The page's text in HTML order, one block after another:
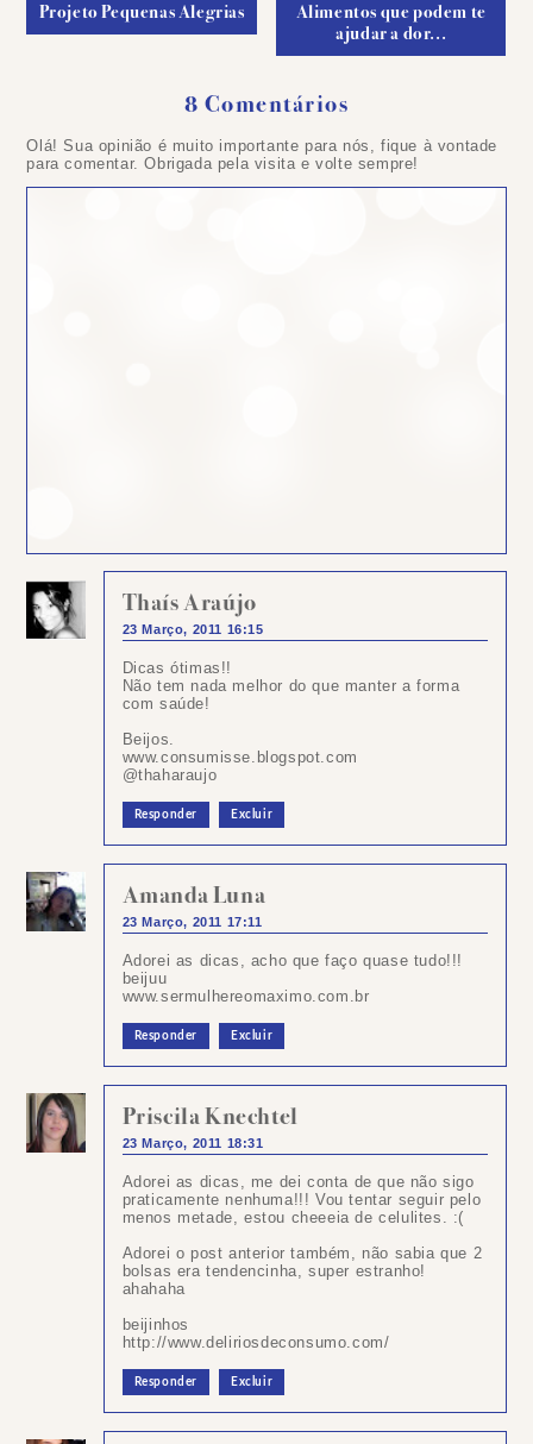
Projeto Pequenas Alegrias
Alimentos que podem te
ajudar a dor...
8 Comentários
Olá! Sua opinião é muito importante para nós, fique à vontade
para comentar. Obrigada pela visita e volte sempre!
Thaís Araújo
23 Março, 2011 16:15
Dicas ótimas!!
Não tem nada melhor do que manter a forma
com saúde!
Beijos.
www.consumisse.blogspot.com
@thaharaujo
Responder Excluir
Amanda Luna
23 Março, 2011 17:11
Adorei as dicas, acho que faço quase tudo!!!
beijuu
www.sermulhereomaximo.com.br
Responder Excluir
Priscila Knechtel
23 Março, 2011 18:31
Adorei as dicas, me dei conta de que não sigo
praticamente nenhuma!!! Vou tentar seguir pelo
menos metade, estou cheeeia de celulites. :(
Adorei o post anterior também, não sabia que 2
bolsas era tendencinha, super estranho!
ahahaha
beijinhos
http://www.deliriosdeconsumo.com/
Responder Excluir